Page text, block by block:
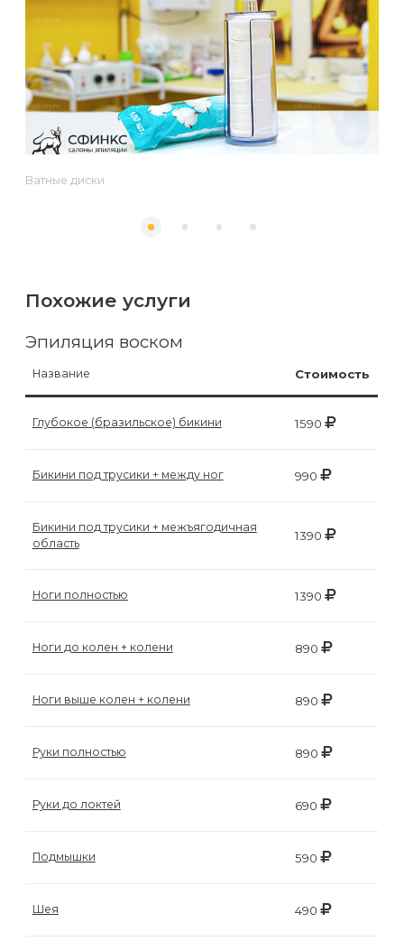
знать
перед
к
косметологу?
за
кожей
депиляции
воском
сахаром
Виды
воска
депиляции
Эпиляция
депиляция?
Ватные диски
Похожие услуги
Эпиляция воском
Название Стоимость
Глубокое (бразильское) бикини 1590
Бикини под трусики + между ног 990
Бикини под трусики + межъягодичная
область
1390
Ноги полностью 1390
Ноги до колен + колени 890
Ноги выше колен + колени 890
Руки полностью 890
Руки до локтей 690
Подмышки 590
Шея 490